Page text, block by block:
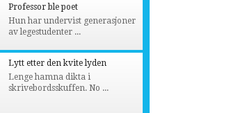
Professor ble poet
Hun har undervist generasjoner
av legestudenter ...
Lytt etter den kvite lyden
Lenge hamna dikta i
skrivebordsskuffen. No ...